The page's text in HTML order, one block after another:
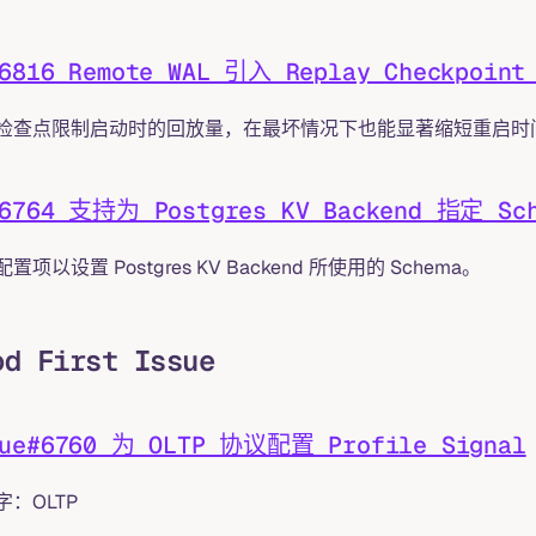
Remote WAL 引入 Replay Checkpoint
查点限制启动时的回放量，在最坏情况下也能显著缩短重启时
支持为 Postgres KV Backend 指定
置项以设置 Postgres KV Backend 所使用的 Schema。
First Issue
为 OLTP 协议配置 Profile Signal
：OLTP